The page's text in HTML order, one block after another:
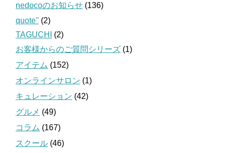
nedocoのお知らせ (136)
quote'' (2)
TAGUCHI
(2)
お客様からのご質問シリーズ (1)
アイテム (152)
オンラインサロン (1)
キュレーション (42)
グルメ (49)
コラム (167)
スクール (46)